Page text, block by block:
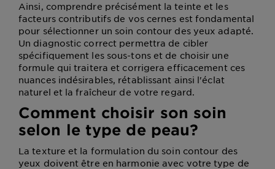
Ainsi, comprendre précisément la teinte et les
facteurs contributifs de vos cernes est fondamental
pour sélectionner un soin contour des yeux adapté.
Un diagnostic correct permettra de cibler
spécifiquement les sous-tons et de choisir une
formule qui traitera et corrigera efficacement ces
nuances indésirables, rétablissant ainsi l'éclat
naturel et la fraîcheur de votre regard.
Comment choisir son soin
selon le type de peau?
La texture et la formulation du soin contour des
yeux doivent être en harmonie avec votre type de